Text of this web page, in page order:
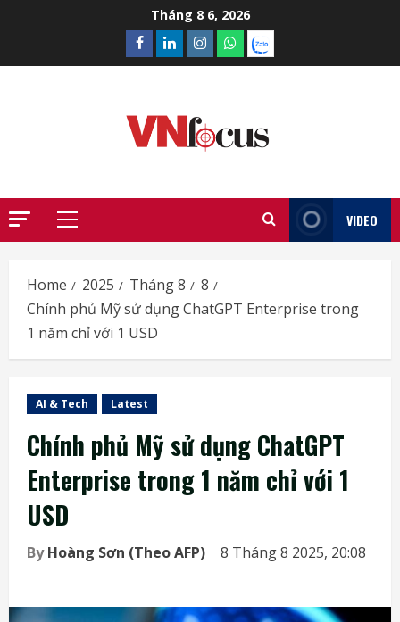
Tháng 8 6, 2026
Facebook
LinkedinInstagram
What’sapp
Zalo
Primary
VIDEO
Home 2025 Tháng 8
8
Chính phủ Mỹ sử dụng ChatGPT Enterprise trong
1 năm chỉ với 1 USD
AI & Tech Latest
Chính phủ Mỹ sử dụng ChatGPT
Enterprise trong 1 năm chỉ với 1
USD
ByHoàng Sơn (Theo AFP) 8 Tháng 8 2025, 20:08